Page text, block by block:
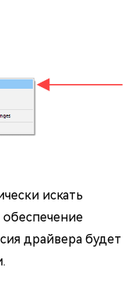
искать
драйвера будет